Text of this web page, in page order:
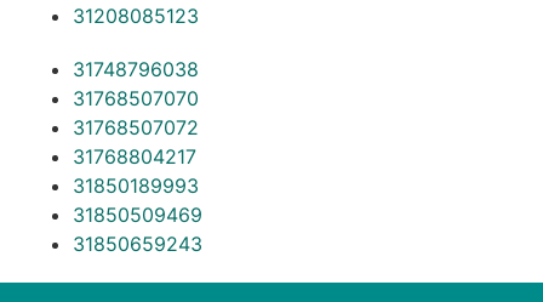
31208085123
31748796038
31768507070
31768507072
31768804217
31850189993
31850509469
31850659243